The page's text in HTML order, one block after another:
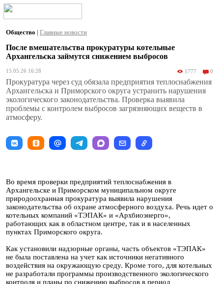
Общество | Главные новости
После вмешательства прокуратуры котельные
Архангельска займутся снижением выбросов
15.05.26 16:28 1777 0
Прокуратура через суд обязала предприятия теплоснабжения
Архангельска и Приморского округа устранить нарушения
экологического законодательства. Проверка выявила
проблемы с контролем выбросов загрязняющих веществ в
атмосферу.
Во время проверки предприятий теплоснабжения в
Архангельске и Приморском муниципальном округе
природоохранная прокуратура выявила нарушения
законодательства об охране атмосферного воздуха. Речь идет о
котельных компаний «ТЭПАК» и «Архбиоэнерго»,
работающих как в областном центре, так и в населенных
пунктах Приморского округа.
Как установили надзорные органы, часть объектов «ТЭПАК»
не была поставлена на учет как источники негативного
воздействия на окружающую среду. Кроме того, для котельных
не разработали программы производственного экологического
контроля и планы по снижению выбросов в период